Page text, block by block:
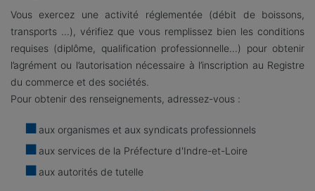
Vous exercez une activité réglementée (débit de boissons,
transports ...), vérifiez que vous remplissez bien les conditions
requises (diplôme, qualification professionnelle...) pour obtenir
l’agrément ou l’autorisation nécessaire à l’inscription au Registre
du commerce et des sociétés.
Pour obtenir des renseignements, adressez-vous :
aux organismes et aux syndicats professionnels
aux services de la Préfecture d'Indre-et-Loire
aux autorités de tutelle